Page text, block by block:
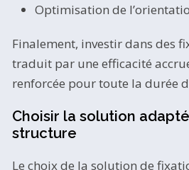
Optimisation de
Finalement, investir dans des
traduit par une efficacité
renforcée pour toute la durée
Choisir la solution
structure
Le choix de la solution de